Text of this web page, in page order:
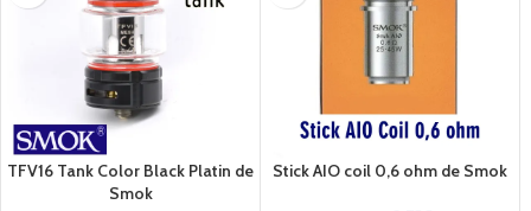
TFV16 Tank Color Black Platin de
Smok
Stick AIO coil 0,6 ohm de Smok